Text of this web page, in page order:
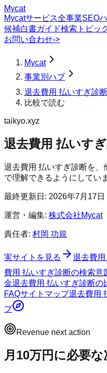
Mycat
Mycatサービス全事業SEO
候補白書ガイド検索トピッ
お問い合わせ->
Mycat
事業別ハブ
退去費用 払いすぎ診断
比較で読む
taikyo.xyz
退去費用 払いす
退去費用 払いすぎ診断を、
で理解できるようにしてい
最終更新日: 2026年7月17日
運営・編集: 株式会社Mycat
責任者: 村岡 功規
実サイトを見る 退去費
費用 払いすぎ診断の検索意
金退去費用 払いすぎ診断の
FAQサイトマップ退去費用
プ
Revenue next action
月10万円に必要